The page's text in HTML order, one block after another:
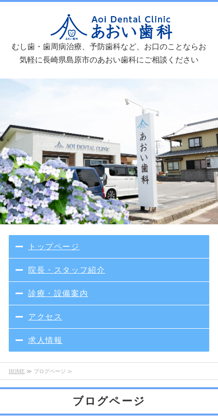
むし歯・歯周病治療、予防歯科など、お口のことならお
気軽に長崎県島原市のあおい歯科にご相談ください
トップページ
院長・スタッフ紹介
診療・設備案内
アクセス
求人情報
HOME ≫ ブログページ ≫
ブログページ